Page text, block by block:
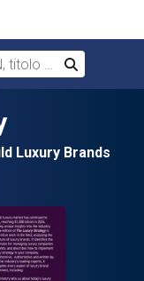
o autore
Cerca
Luxury Brands